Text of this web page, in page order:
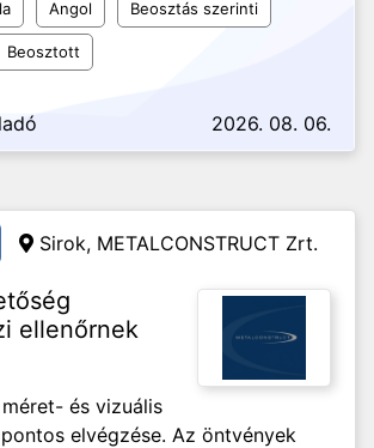
Angol Beosztás szerinti
Beosztott
2026. 08. 06.
Sirok, METALCONSTRUCT Zrt.
ellenőrnek
és vizuális
elvégzése. Az öntvények